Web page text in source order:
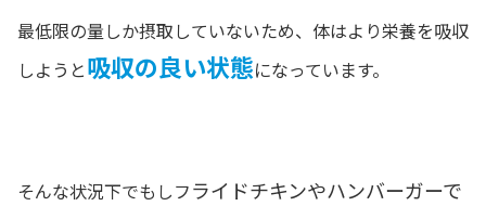
最低限の量しか摂取していないため、体はより栄養を吸収
しようと吸収の良い状態になっています。
そんな状況下でもしフライドチキンやハンバーガーで